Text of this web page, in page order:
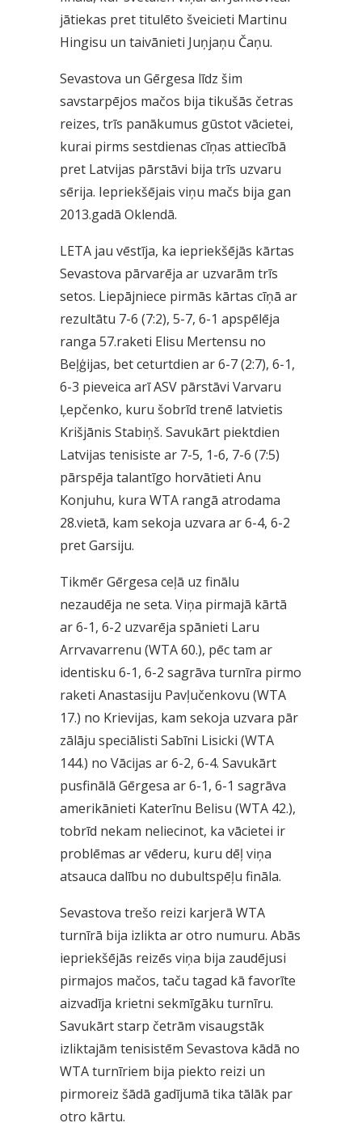
jātiekas pret titulēto šveicieti Martinu
Hingisu un taivānieti Juņjaņu Čaņu.
Sevastova un Gērgesa līdz šim
savstarpējos mačos bija tikušās četras
reizes, trīs panākumus gūstot vācietei,
kurai pirms sestdienas cīņas attiecībā
pret Latvijas pārstāvi bija trīs uzvaru
sērija. Iepriekšējais viņu mačs bija gan
2013.gadā Oklendā.
LETA jau vēstīja, ka iepriekšējās kārtas
Sevastova pārvarēja ar uzvarām trīs
setos. Liepājniece pirmās kārtas cīņā ar
rezultātu 7-6 (7:2), 5-7, 6-1 apspēlēja
ranga 57.raketi Elisu Mertensu no
Beļģijas, bet ceturtdien ar 6-7 (2:7), 6-1,
6-3 pieveica arī ASV pārstāvi Varvaru
Ļepčenko, kuru šobrīd trenē latvietis
Krišjānis Stabiņš. Savukārt piektdien
Latvijas tenisiste ar 7-5, 1-6, 7-6 (7:5)
pārspēja talantīgo horvātieti Anu
Konjuhu, kura WTA rangā atrodama
28.vietā, kam sekoja uzvara ar 6-4, 6-2
pret Garsiju.
Tikmēr Gērgesa ceļā uz finālu
nezaudēja ne seta. Viņa pirmajā kārtā
ar 6-1, 6-2 uzvarēja spānieti Laru
Arrvavarrenu (WTA 60.), pēc tam ar
identisku 6-1, 6-2 sagrāva turnīra pirmo
raketi Anastasiju Pavļučenkovu (WTA
17.) no Krievijas, kam sekoja uzvara pār
zālāju speciālisti Sabīni Lisicki (WTA
144.) no Vācijas ar 6-2, 6-4. Savukārt
pusfinālā Gērgesa ar 6-1, 6-1 sagrāva
amerikānieti Katerīnu Belisu (WTA 42.),
tobrīd nekam neliecinot, ka vācietei ir
problēmas ar vēderu, kuru dēļ viņa
atsauca dalību no dubultspēļu fināla.
Sevastova trešo reizi karjerā WTA
turnīrā bija izlikta ar otro numuru. Abās
iepriekšējās reizēs viņa bija zaudējusi
pirmajos mačos, taču tagad kā favorīte
aizvadīja krietni sekmīgāku turnīru.
Savukārt starp četrām visaugstāk
izliktajām tenisistēm Sevastova kādā no
WTA turnīriem bija piekto reizi un
pirmoreiz šādā gadījumā tika tālāk par
otro kārtu.